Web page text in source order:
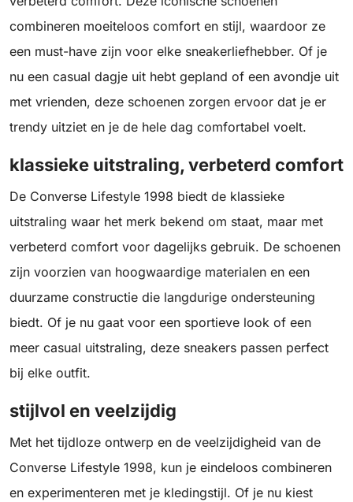
combineren moeiteloos comfort en stijl, waardoor ze
een must-have zijn voor elke sneakerliefhebber. Of je
nu een casual dagje uit hebt gepland of een avondje uit
met vrienden, deze schoenen zorgen ervoor dat je er
trendy uitziet en je de hele dag comfortabel voelt.
klassieke uitstraling, verbeterd comfort
De Converse Lifestyle 1998 biedt de klassieke
uitstraling waar het merk bekend om staat, maar met
verbeterd comfort voor dagelijks gebruik. De schoenen
zijn voorzien van hoogwaardige materialen en een
duurzame constructie die langdurige ondersteuning
biedt. Of je nu gaat voor een sportieve look of een
meer casual uitstraling, deze sneakers passen perfect
bij elke outfit.
stijlvol en veelzijdig
Met het tijdloze ontwerp en de veelzijdigheid van de
Converse Lifestyle 1998, kun je eindeloos combineren
en experimenteren met je kledingstijl. Of je nu kiest